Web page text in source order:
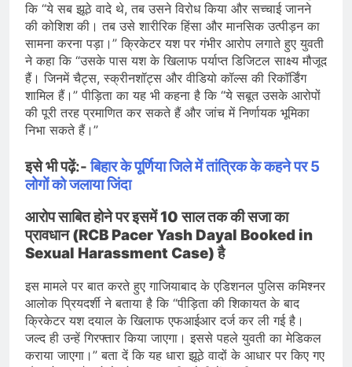
कि “ये सब झूठे वादे थे, तब उसने विरोध किया और सच्चाई जानने
की कोशिश की। तब उसे शारीरिक हिंसा और मानसिक उत्पीड़न का
सामना करना पड़ा।” क्रिकेटर यश पर गंभीर आरोप लगाते हुए युवती
ने कहा कि “उसके पास यश के खिलाफ पर्याप्त डिजिटल साक्ष्य मौजूद
हैं। जिनमें चैट्स, स्क्रीनशॉट्स और वीडियो कॉल्स की रिकॉर्डिंग
शामिल हैं।” पीड़िता का यह भी कहना है कि “ये सबूत उसके आरोपों
की पूरी तरह प्रमाणित कर सकते हैं और जांच में निर्णायक भूमिका
निभा सकते हैं।”
इसे भी पढ़ें:-बिहार के पूर्णिया जिले में तांत्रिक के कहने पर 5
लोगों को जलाया जिंदा
आरोप साबित होने पर इसमें 10 साल तक की सजा का
प्रावधान (RCB Pacer Yash Dayal Booked in
Sexual Harassment Case) है
इस मामले पर बात करते हुए गाजियाबाद के एडिशनल पुलिस कमिश्नर
आलोक प्रियदर्शी ने बताया है कि “पीड़िता की शिकायत के बाद
क्रिकेटर यश दयाल के खिलाफ एफआईआर दर्ज कर ली गई है।
जल्द ही उन्हें गिरफ्तार किया जाएगा। इससे पहले युवती का मेडिकल
कराया जाएगा।” बता दें कि यह धारा झूठे वादों के आधार पर किए गए